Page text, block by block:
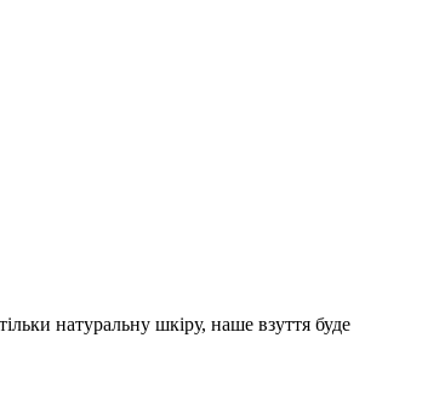
натуральну шкіру, наше взуття буде